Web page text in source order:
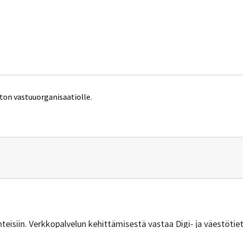
vastuuorganisaatiolle.
Verkkopalvelun kehittämisestä vastaa Digi- ja